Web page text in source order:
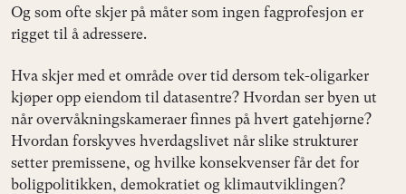
Og som ofte skjer på måter som ingen fagprofesjon er
rigget til å adressere.
Hva skjer med et område over tid dersom tek-oligarker
kjøper opp eiendom til datasentre? Hvordan ser byen ut
når overvåkningskameraer finnes på hvert gatehjørne?
Hvordan forskyves hverdagslivet når slike strukturer
setter premissene, og hvilke konsekvenser får det for
boligpolitikken, demokratiet og klimautviklingen?